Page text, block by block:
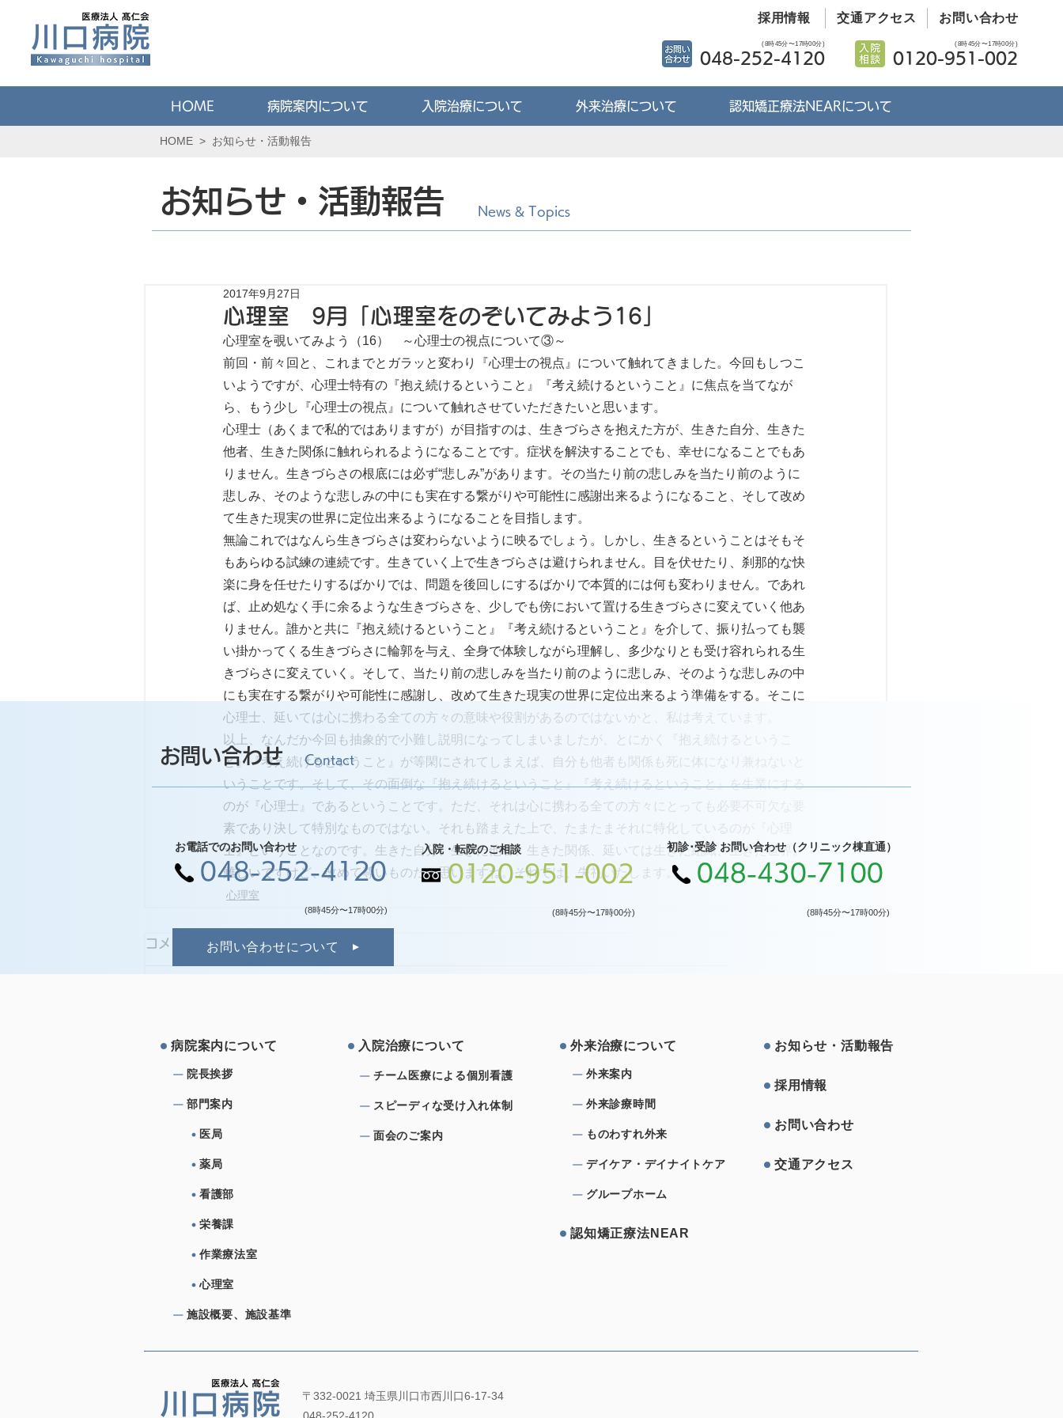
採用情報 交通アクセス お問い合わせ
(8時45分〜17時00分)
048-252-4120
(8時45分〜17時00分)
0120-951-002
HOME 病院案内について 入院治療について 外来治療について 認知矯正療法NEARについて
HOME > お知らせ・活動報告
お知らせ・活動報告 News & Topics
心理室 9月「心理室をのぞいてみよう16」
2017年9月27日
心理室を覗いてみよう（16）　～心理士の視点について③～
前回・前々回と、これまでとガラッと変わり『心理士の視点』について触れてきました。今回もしつこ
いようですが、心理士特有の『抱え続けるということ』『考え続けるということ』に焦点を当てなが
ら、もう少し『心理士の視点』について触れさせていただきたいと思います。
心理士（あくまで私的ではありますが）が目指すのは、生きづらさを抱えた方が、生きた自分、生きた
他者、生きた関係に触れられるようになることです。症状を解決することでも、幸せになることでもあ
りません。生きづらさの根底には必ず“悲しみ”があります。その当たり前の悲しみを当たり前のように
悲しみ、そのような悲しみの中にも実在する繋がりや可能性に感謝出来るようになること、そして改め
て生きた現実の世界に定位出来るようになることを目指します。
無論これではなんら生きづらさは変わらないように映るでしょう。しかし、生きるということはそもそ
もあらゆる試練の連続です。生きていく上で生きづらさは避けられません。目を伏せたり、刹那的な快
楽に身を任せたりするばかりでは、問題を後回しにするばかりで本質的には何も変わりません。であれ
ば、止め処なく手に余るような生きづらさを、少しでも傍において置ける生きづらさに変えていく他あ
りません。誰かと共に『抱え続けるということ』『考え続けるということ』を介して、振り払っても襲
い掛かってくる生きづらさに輪郭を与え、全身で体験しながら理解し、多少なりとも受け容れられる生
きづらさに変えていく。そして、当たり前の悲しみを当たり前のように悲しみ、そのような悲しみの中
にも実在する繋がりや可能性に感謝し、改めて生きた現実の世界に定位出来るよう準備をする。そこに
心理士、延いては心に携わる全ての方々の意味や役割があるのではないかと、私は考えています。
以上、なんだか今回も抽象的で小難し説明になってしまいましたが、とにかく『抱え続けるというこ
と』『考え続けるということ』が等閑にされてしまえば、自分も他者も関係も死に体になり兼ねないと
いうことです。そして、その面倒な『抱え続けるということ』『考え続けるということ』を生業にする
のが『心理士』であるということです。ただ、それは心に携わる全ての方々にとっても必要不可欠な要
素であり決して特別なものではない。それも踏まえた上で、たまたまそれに特化しているのが『心理
士』ということなのです。生きた自分、生きた他者、生きた関係、延いては生きた組織、生きた世界。
難しいですけど、改めて尊いものだと思いますね。それでは、失礼いたします。
心理室
コメント
お問い合わせ Contact
お電話でのお問い合わせ
048-252-4120
(8時45分〜17時00分)
入院・転院のご相談
0120-951-002
(8時45分〜17時00分)
初診･受診 お問い合わせ（クリニック棟直通）
048-430-7100
(8時45分〜17時00分)
お問い合わせについて
病院案内について
院⻑挨拶
部⾨案内
医局
⼊院治療について
チーム医療による個別看護
スピーディな受け⼊れ体制
⾯会のご案内
薬局
看護部
外来治療について
外来案内
外来診療時間
ものわすれ外来
デイケア・デイナイトケア
お知らせ・活動報告
採⽤情報
お問い合わせ
交通アクセス
グループホーム
栄養課
作業療法室
心理室
施設概要、施設基準
〒332-0021 埼玉県川口市西川口6-17-34
認知矯正療法NEAR